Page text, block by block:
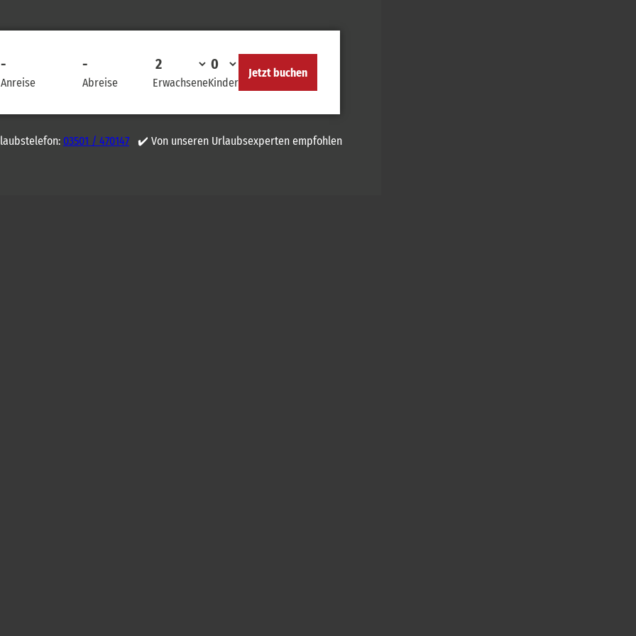
Anreise
-
Abreise
-
ErwachseneKinder
Jetzt buchen
03501 / 470147 ✔️ Von unseren Urlaubsexperten empfohlen